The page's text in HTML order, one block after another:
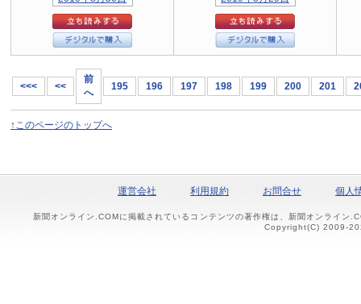
<<< <<
前
へ
195 196 197 198 199 200 201
↑このページのトップへ
運営会社 利用規約 お問合せ 個人
新聞オンライン.COMに掲載されているコンテンツの著作権は、新聞オンライン
Copyright(C) 2009-